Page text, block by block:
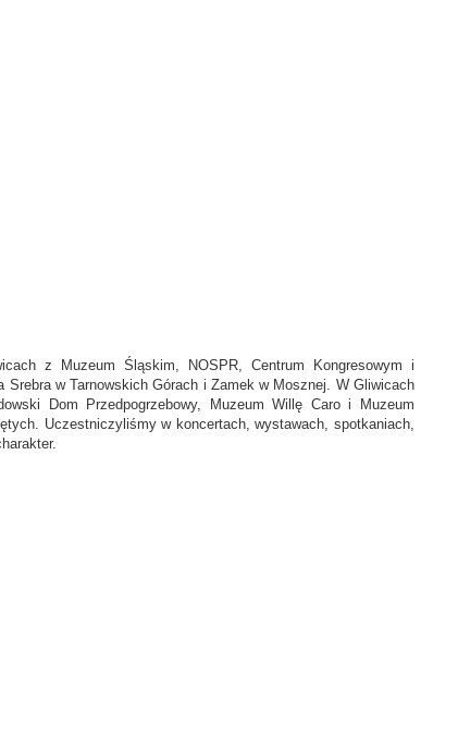
z Muzeum Śląskim, NOSPR, Centrum Kongresowym i
Srebra w Tarnowskich Górach i Zamek w Mosznej. W Gliwicach
Dom Przedpogrzebowy, Muzeum Willę Caro i Muzeum
Uczestniczyliśmy w koncertach, wystawach, spotkaniach,